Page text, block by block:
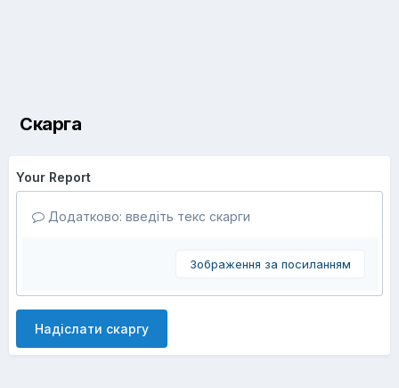
Скарга
Your Report
Додатково: введіть текс скарги
Зображення за посиланням
Надіслати скаргу